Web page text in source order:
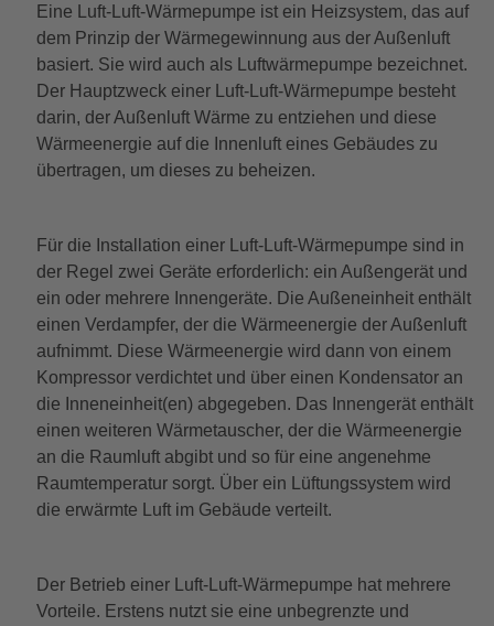
Eine Luft-Luft-Wärmepumpe ist ein Heizsystem, das auf
dem Prinzip der Wärmegewinnung aus der Außenluft
basiert. Sie wird auch als Luftwärmepumpe bezeichnet.
Der Hauptzweck einer Luft-Luft-Wärmepumpe besteht
darin, der Außenluft Wärme zu entziehen und diese
Wärmeenergie auf die Innenluft eines Gebäudes zu
übertragen, um dieses zu beheizen.
Für die Installation einer Luft-Luft-Wärmepumpe sind in
der Regel zwei Geräte erforderlich: ein Außengerät und
ein oder mehrere Innengeräte. Die Außeneinheit enthält
einen Verdampfer, der die Wärmeenergie der Außenluft
aufnimmt. Diese Wärmeenergie wird dann von einem
Kompressor verdichtet und über einen Kondensator an
die Inneneinheit(en) abgegeben. Das Innengerät enthält
einen weiteren Wärmetauscher, der die Wärmeenergie
an die Raumluft abgibt und so für eine angenehme
Raumtemperatur sorgt. Über ein Lüftungssystem wird
die erwärmte Luft im Gebäude verteilt.
Der Betrieb einer Luft-Luft-Wärmepumpe hat mehrere
Vorteile. Erstens nutzt sie eine unbegrenzte und